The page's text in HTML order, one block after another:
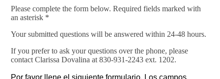
Please complete the form below. Required fields marked with
an asterisk *
Your submitted questions will be answered within 24-48 hours.
If you prefer to ask your questions over the phone, please
contact Clarissa Dovalina at 830-931-2243 ext. 1202.